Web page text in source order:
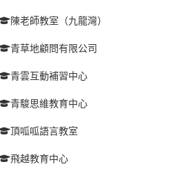
陳老師教室（九龍灣）
青草地顧問有限公司
青雲互動補習中心
青駿思維教育中心
頂呱呱語言教室
飛越教育中心